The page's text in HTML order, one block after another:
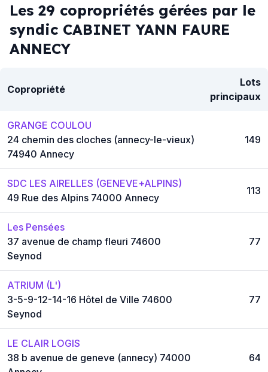
Les 29 copropriétés gérées par le
syndic CABINET YANN FAURE
ANNECY
Copropriété
Lots
principaux
GRANGE COULOU
24 chemin des cloches (annecy-le-vieux)
74940 Annecy
149
SDC LES AIRELLES (GENEVE+ALPINS)
49 Rue des Alpins 74000 Annecy
113
Les Pensées
37 avenue de champ fleuri 74600
Seynod
77
ATRIUM (L')
3-5-9-12-14-16 Hôtel de Ville 74600
Seynod
77
LE CLAIR LOGIS
38 b avenue de geneve (annecy) 74000
64